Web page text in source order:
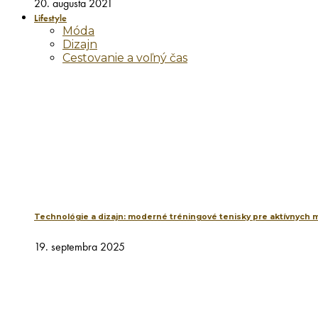
Lifestyle
Móda
Dizajn
Cestovanie a voľný čas
Technológie a dizajn: moderné tréningové tenisky pre aktívnych
19. septembra 2025